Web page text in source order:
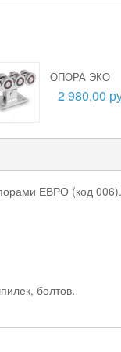
ОПОРА ЭКО
2 980,00
ЕВРО (код 006).
болтов.